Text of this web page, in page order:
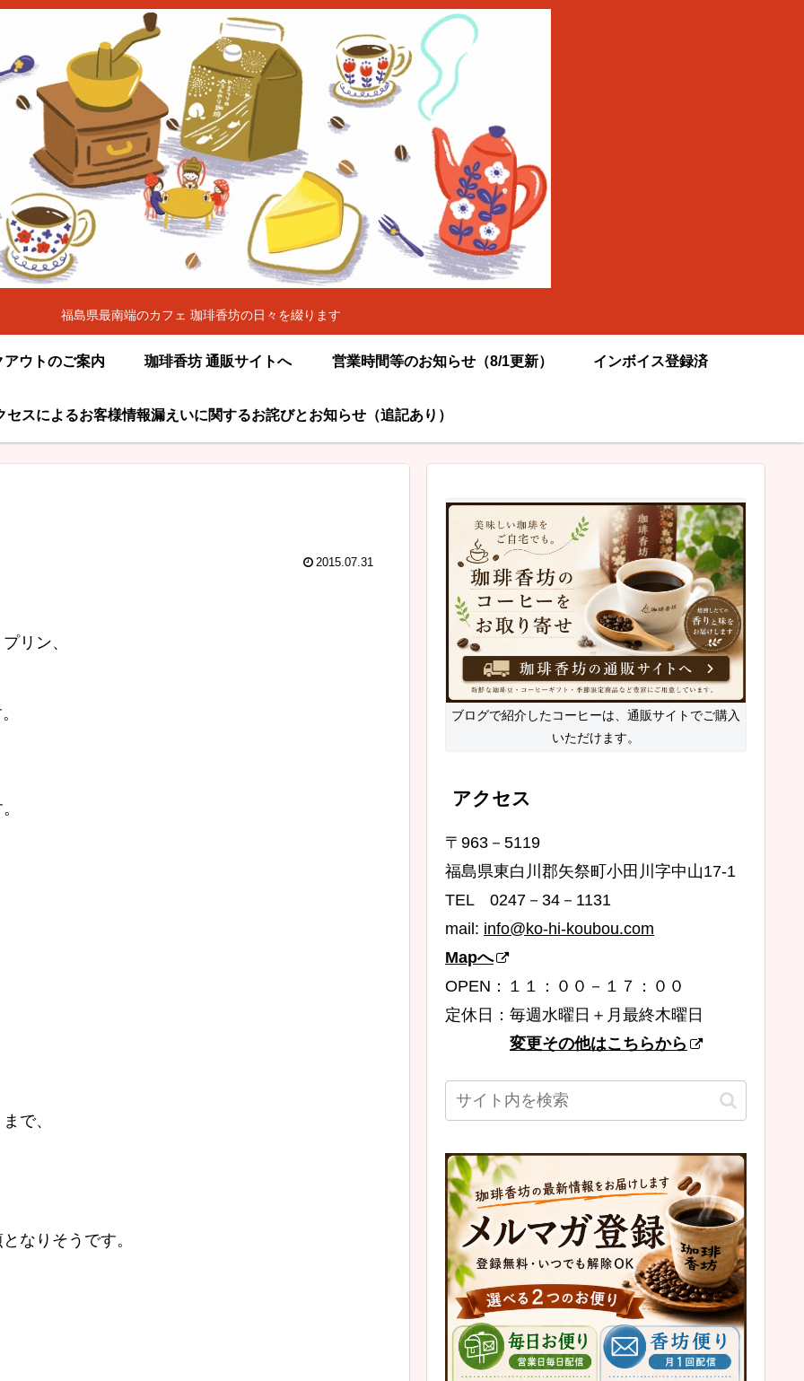
福島県最南端のカフェ 珈琲香坊の日々を綴ります
アウトのご案内 珈琲香坊 通販サイトへ 営業時間等のお知らせ（8/1更新） インボイス登録済
セスによるお客様情報漏えいに関するお詫びとお知らせ（追記あり）
2015.07.31
リン、
で、
なりそうです。
ブログで紹介したコーヒーは、通販サイトでご購入
いただけます。
アクセス
〒963－5119
福島県東白川郡矢祭町小田川字中山17-1
TEL 0247－34－1131
mail: info@ko-hi-koubou.com
Mapへ
OPEN：１１：００－１７：００
定休日：毎週水曜日＋月最終木曜日
変更その他はこちらから